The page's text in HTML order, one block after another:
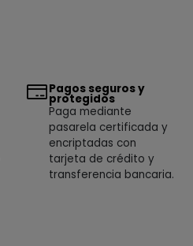
Pagos seguros y
protegidos
Paga mediante
pasarela certificada y
encriptadas con
tarjeta de crédito y
transferencia bancaria.